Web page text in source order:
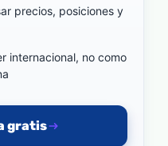
precios, posiciones y
internacional, no como
gratis